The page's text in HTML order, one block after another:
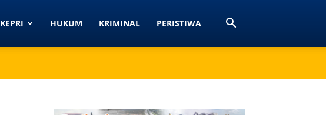
KEPRI HUKUM KRIMINAL PERISTIWA